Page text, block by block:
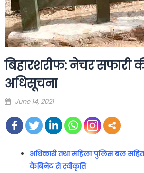
बिहारशरीफ: नेचर सफारी
अधिसूचना
Posted
June 14, 2021
अधिकारी तथा महिला पुलिस बल
कैबिनेट से स्वीकृति